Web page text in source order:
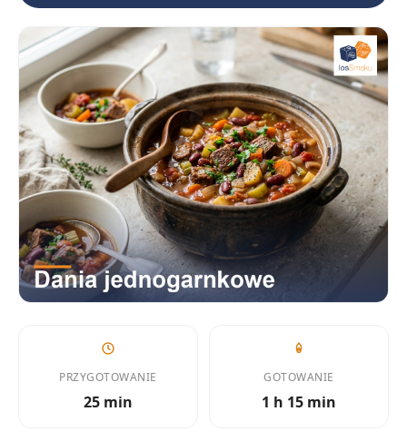
PRZYGOTOWANIE
25 min
GOTOWANIE
1 h 15 min